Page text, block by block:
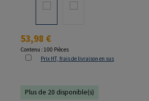
Prix régulier :
53,98 €
Contenu : 100 Pièces
Prix HT, frais de livraison en sus
Plus de 20 disponible(s)